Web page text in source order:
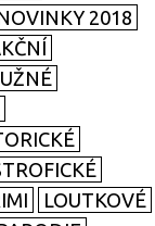
2018
LOUTKOVÉ